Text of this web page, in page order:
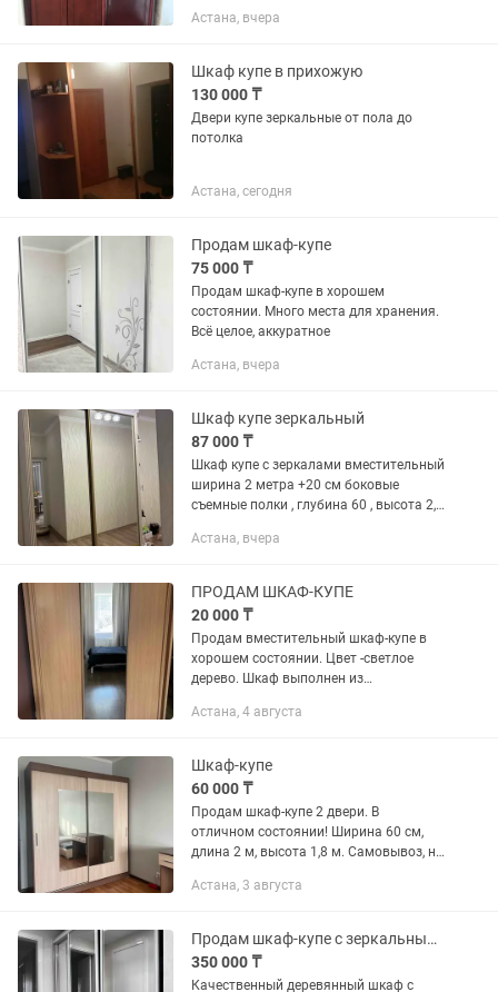
очень тяжелый Во всем вопросам
звонить по номеру или писать на Торг
Астана, вчера
Шкаф купе в прихожую
130 000 ₸
Двери купе зеркальные от пола до
потолка
Астана, сегодня
Продам шкаф-купе
75 000 ₸
Продам шкаф-купе в хорошем
состоянии. Много места для хранения.
Всё целое, аккуратное
Астана, вчера
Шкаф купе зеркальный
87 000 ₸
Шкаф купе с зеркалами вместительный
ширина 2 метра +20 см боковые
съемные полки , глубина 60 , высота 2,
Астана, вчера
ПРОДАМ ШКАФ-КУПЕ
20 000 ₸
Продам вместительный шкаф-купе в
хорошем состоянии. Цвет -светлое
дерево. Шкаф выполнен из
МДФ, конструкция очень прочная и
зеркало,...
Астана, 4 августа
Шкаф-купе
60 000 ₸
Продам шкаф-купе 2 двери. В
отличном состоянии! Ширина 60 см,
длина 2 м, высота 1,8 м. Самовывоз, не
Обмен не интересует!
Астана, 3 августа
Продам шкаф-купе с зеркальными дверями
350 000 ₸
Качественный деревянный шкаф с